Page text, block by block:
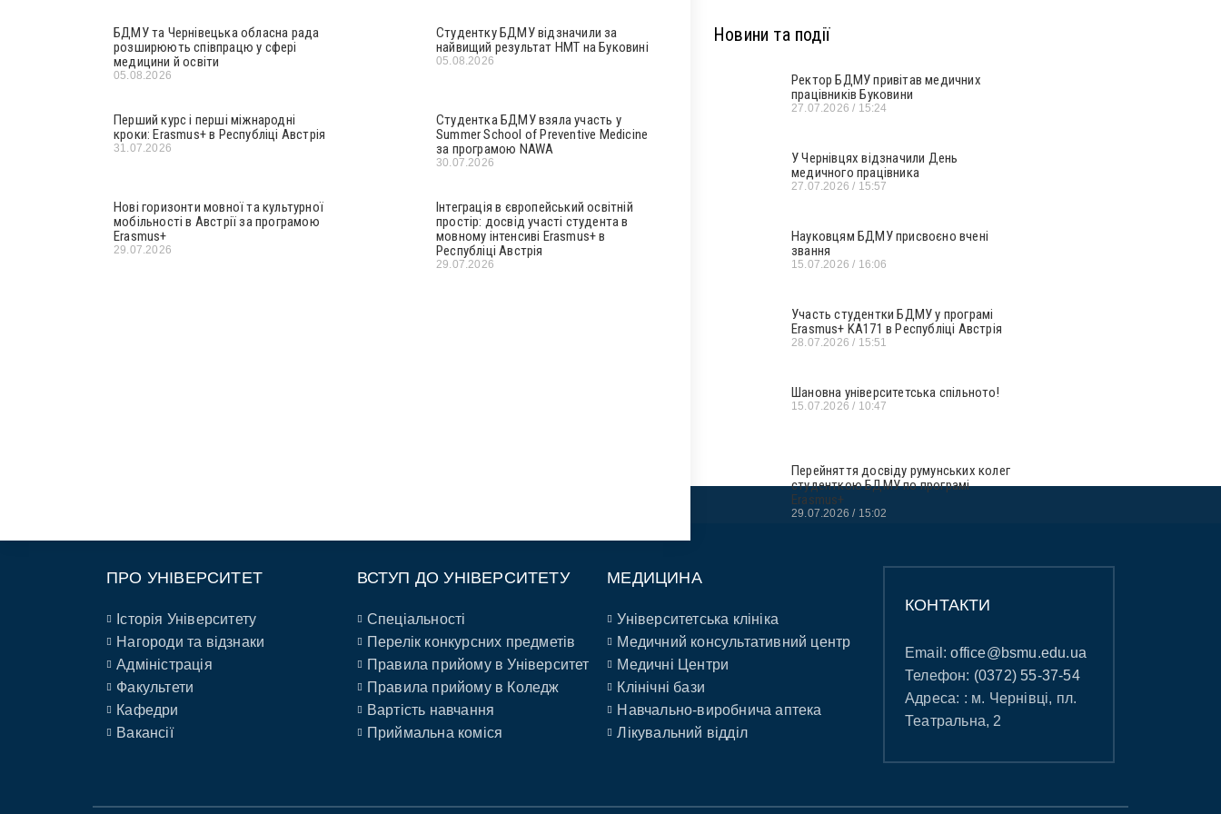
БДМУ та Чернівецька обласна рада
розширюють співпрацю у сфері
медицини й освіти
05.08.2026
Студентку БДМУ відзначили за
найвищий результат НМТ на Буковині
05.08.2026
Перший курс і перші міжнародні
кроки: Erasmus+ в Республіці Австрія
31.07.2026
Студентка БДМУ взяла участь у
Summer School of Preventive Medicine
за програмою NAWA
30.07.2026
Нові горизонти мовної та культурної
мобільності в Австрії за програмою
Erasmus+
29.07.2026
Інтеграція в європейський освітній
простір: досвід участі студента в
мовному інтенсиві Erasmus+ в
Республіці Австрія
29.07.2026
Новини та події
Ректор БДМУ привітав медичних
працівників Буковини
27.07.2026 15:24
У Чернівцях відзначили День
медичного працівника
27.07.2026 15:57
Науковцям БДМУ присвоєно вчені
звання
15.07.2026 16:06
Участь студентки БДМУ у програмі
Erasmus+ KA171 в Республіці Австрія
28.07.2026 15:51
Шановна університетська спільното!
15.07.2026 10:47
Перейняття досвіду румунських колег
студенткою БДМУ по програмі
Erasmus+
29.07.2026 15:02
ПРО УНІВЕРСИТЕТ
Історія Університету
Нагороди та відзнаки
Адміністрація
Факультети
Кафедри
Вакансії
ВСТУП ДО УНІВЕРСИТЕТУ
Спеціальності
Перелік конкурсних предметів
Правила прийому в Університет
Правила прийому в Коледж
Вартість навчання
Приймальна коміся
МЕДИЦИНА
Університетська клініка
Медичний консультативний центр
Медичні Центри
Клінічні бази
Навчально-виробнича аптека
Лікувальний відділ
КОНТАКТИ
Email:office@bsmu.edu.ua
Телефон: (0372) 55-37-54
Адреса: : м. Чернівці, пл.
Театральна, 2